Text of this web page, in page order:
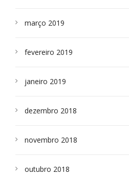
março 2019
fevereiro 2019
janeiro 2019
dezembro 2018
novembro 2018
outubro 2018